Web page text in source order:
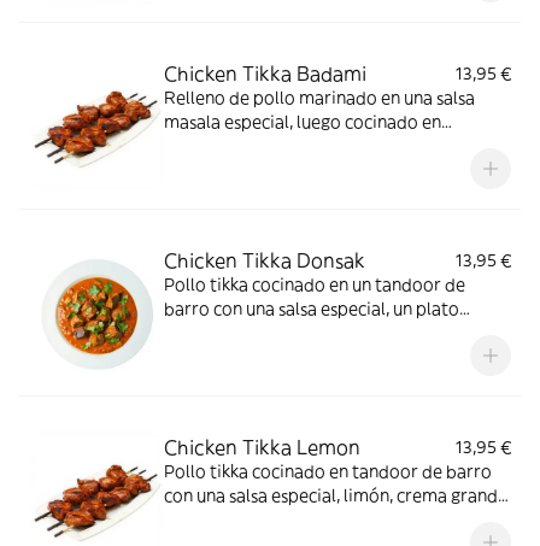
Chicken Tikka Badami
13,95 €
Relleno de pollo marinado en una salsa
masala especial, luego cocinado en
Chicken Tikka Donsak
13,95 €
Pollo tikka cocinado en un tandoor de
barro con una salsa especial, un plato
Chicken Tikka Lemon
13,95 €
Pollo tikka cocinado en tandoor de barro
con una salsa especial, limón, crema grande